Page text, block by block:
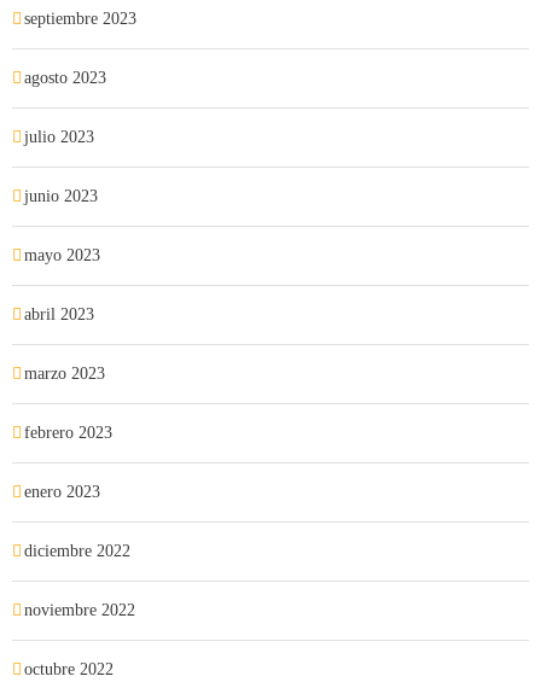
septiembre 2023
agosto 2023
julio 2023
junio 2023
mayo 2023
abril 2023
marzo 2023
febrero 2023
enero 2023
diciembre 2022
noviembre 2022
octubre 2022